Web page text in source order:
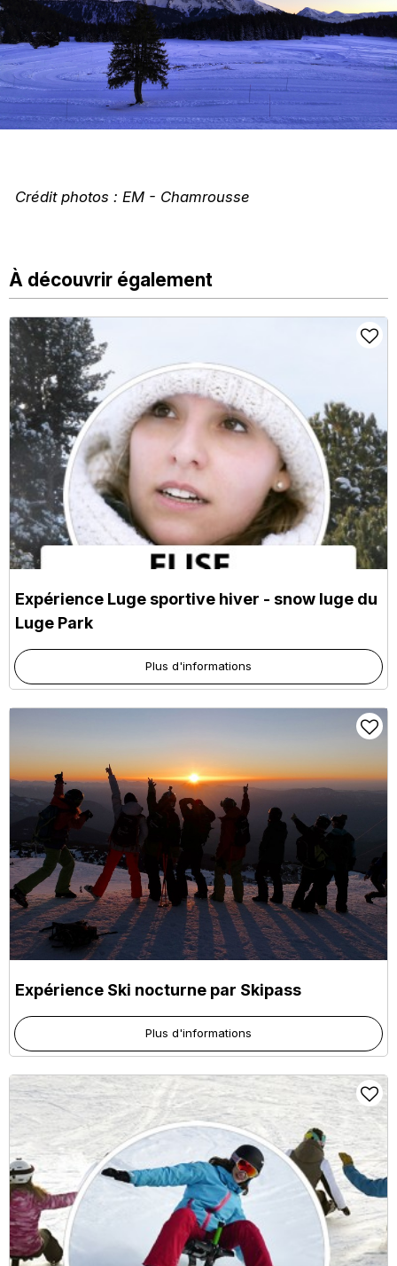
Crédit photos : EM - Chamrousse
À découvrir également
Expérience Luge sportive hiver - snow luge du
Luge Park
Plus d'informations
Expérience Ski nocturne par Skipass
Plus d'informations